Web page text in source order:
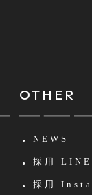
OTHER
NEWS
採用 LINE
採用